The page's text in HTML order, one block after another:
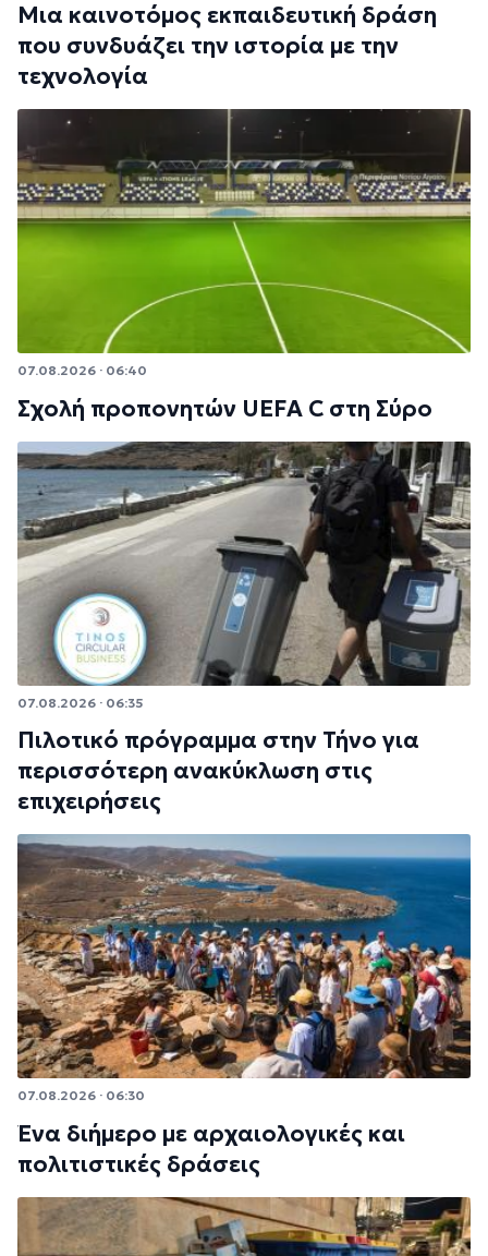
Μια καινοτόμος εκπαιδευτική δράση
που συνδυάζει την ιστορία με την
τεχνολογία
07.08.2026 · 06:40
Σχολή προπονητών UEFA C στη Σύρο
07.08.2026 · 06:35
Πιλοτικό πρόγραμμα στην Τήνο για
περισσότερη ανακύκλωση στις
επιχειρήσεις
07.08.2026 · 06:30
Ένα διήμερο με αρχαιολογικές και
πολιτιστικές δράσεις